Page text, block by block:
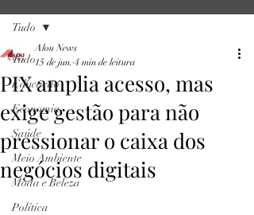
Tudo
Educação
Economia
Saúde
Meio Ambiente
Moda e Beleza
Política
Tudo
PIX amplia acesso, mas
exige gestão para não
pressionar o caixa dos
negócios digitais
Alou News
15 de jun. 4 min de leitura